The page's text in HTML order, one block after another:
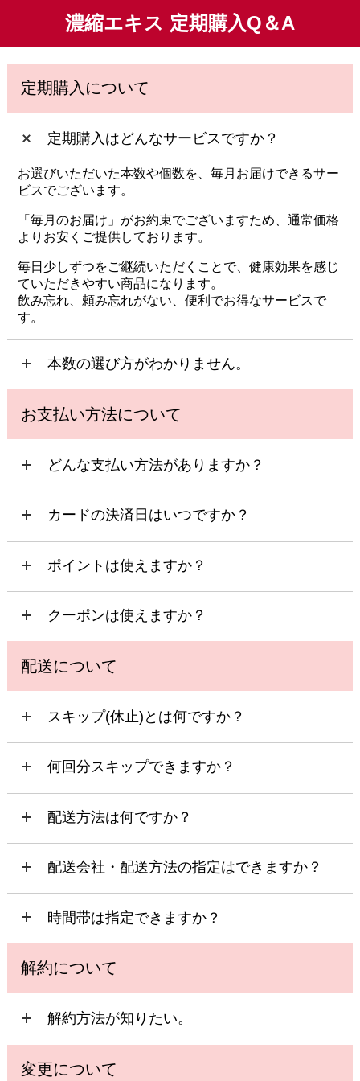
濃縮エキス 定期購入Q＆A
定期購入について
定期購入はどんなサービスですか？
お選びいただいた本数や個数を、毎月お届けできるサー
ビスでございます。
「毎月のお届け」がお約束でございますため、通常価格
よりお安くご提供しております。
毎日少しずつをご継続いただくことで、健康効果を感じ
ていただきやすい商品になります。
飲み忘れ、頼み忘れがない、便利でお得なサービスで
す。
本数の選び方がわかりません。
お支払い方法について
どんな支払い方法がありますか？
カードの決済日はいつですか？
ポイントは使えますか？
クーポンは使えますか？
配送について
スキップ(休止)とは何ですか？
何回分スキップできますか？
配送方法は何ですか？
配送会社・配送方法の指定はできますか？
時間帯は指定できますか？
解約について
解約方法が知りたい。
変更について